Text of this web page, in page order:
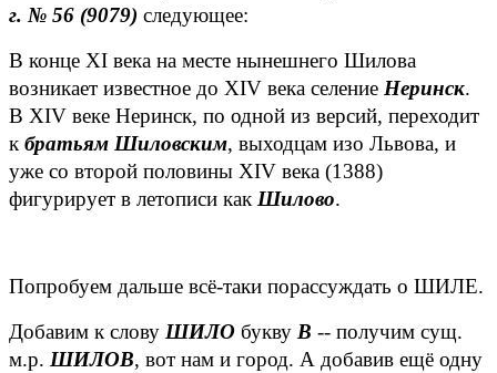
г. № 56 (9079) следующее:
В конце XI века на месте нынешнего Шилова
возникает известное до XIV века селение Неринск.
В XIV веке Неринск, по одной из версий, переходит
к братьям Шиловским, выходцам изо Львова, и
уже со второй половины XIV века (1388)
фигурирует в летописи как Шилово.
Попробуем дальше всё-таки порассуждать о ШИЛЕ.
Добавим к слову ШИЛО букву В -- получим сущ.
м.р. ШИЛОВ, вот нам и город. А добавив ещё одну